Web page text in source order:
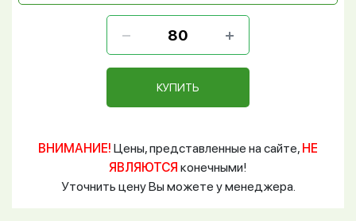
КУПИТЬ
ВНИМАНИЕ! Цены, представленные на сайте, НЕ
ЯВЛЯЮТСЯ конечными!
Уточнить цену Вы можете у менеджера.